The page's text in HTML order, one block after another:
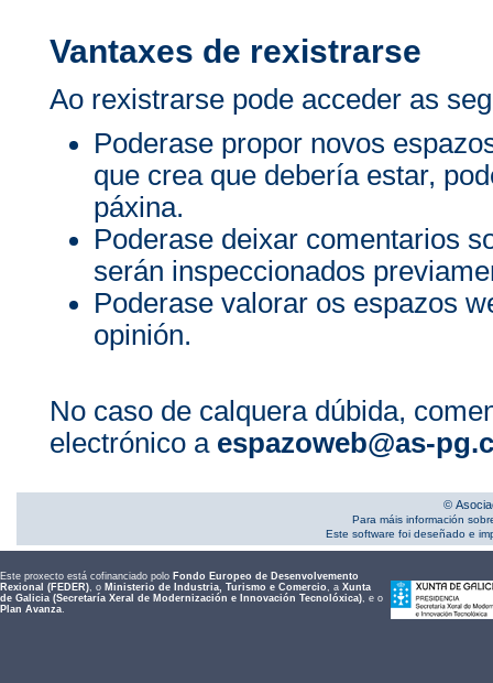
Vantaxes de rexistrarse
Ao rexistrarse pode acceder as
Poderase propor novos
que crea que debería estar,
páxina.
Poderase deixar comentarios
serán inspeccionados
Poderase valorar os espazos
opinión.
No caso de calquera dúbida,
electrónico a espazoweb@as-
©
Para máis información
Este software foi deseñado e
Este proxecto está cofinanciado polo Fondo Europeo de Desenvolvemento
Rexional (FEDER) , o Ministerio de Industria, Turismo e Comercio , a Xunta
de Galicia (Secretaría Xeral de Modernización e Innovación Tecnolóxica) , e o
Plan Avanza